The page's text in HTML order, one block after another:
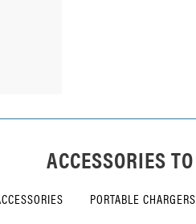
ACCESSORIES TO
PORTABLE CHARGERS